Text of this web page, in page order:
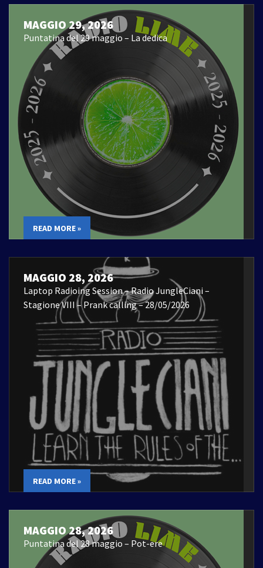
MAGGIO 29, 2026
Puntatina del 29 maggio – La dedica
READ MORE »
MAGGIO 28, 2026
Laptop Radioing Session – Radio JungleCiani –
Stagione VIII – Prank calling – 28/05/2026
READ MORE »
MAGGIO 28, 2026
Puntatina del 28 maggio – Pot-ere